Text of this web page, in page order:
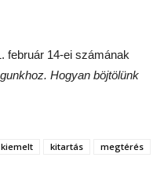
február 14-ei számának
Hogyan böjtölünk
kiemelt kitartás
megtérés